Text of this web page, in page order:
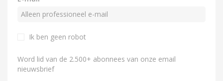
Ik ben geen robot
Word lid van de 2.500+ abonnees van onze email
nieuwsbrief